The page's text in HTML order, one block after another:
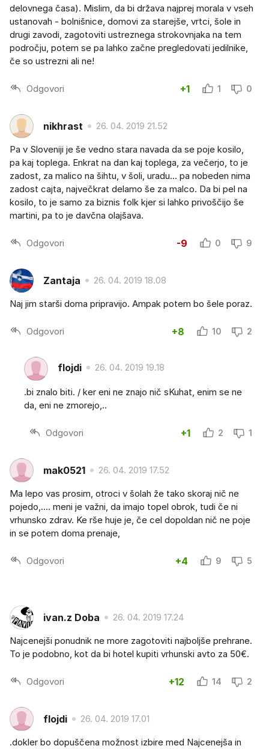
delovnega časa). Mislim, da bi država najprej morala v vseh
ustanovah - bolnišnice, domovi za starejše, vrtci, šole in
drugi zavodi, zagotoviti ustreznega strokovnjaka na tem
področju, potem se pa lahko začne pregledovati jedilnike,
če so ustrezni ali ne!
Odgovori +1 1 0
nikhrast 26. 04. 2019 21.52
Pa v Sloveniji je še vedno stara navada da se poje kosilo,
pa kaj toplega. Enkrat na dan kaj toplega, za večerjo, to je
zadost, za malico na šihtu, v šoli, uradu... pa nobeden nima
zadost cajta, največkrat delamo še za malco. Da bi pel na
kosilo, to je samo za biznis folk kjer si lahko privoščijo še
martini, pa to je davčna olajšava.
Odgovori -9 0 9
Zantaja 26. 04. 2019 18.08
Naj jim starši doma pripravijo. Ampak potem bo šele poraz.
Odgovori +8 10 2
flojdi 26. 04. 2019 19.18
.bi znalo biti. / ker eni ne znajo nič sKuhat, enim se ne
da, eni ne zmorejo,..
Odgovori +1 2 1
mak0521 26. 04. 2019 17.52
Ma lepo vas prosim, otroci v šolah že tako skoraj nič ne
pojedo,.... meni je važni, da imajo topel obrok, tudi če ni
vrhunsko zdrav. Ke rše huje je, če cel dopoldan nič ne poje
in se potem doma prenaje,
Odgovori +4 9 5
ivan.z Doba 26. 04. 2019 17.24
Najcenejši ponudnik ne more zagotoviti najboljše prehrane.
To je podobno, kot da bi hotel kupiti vrhunski avto za 50€.
Odgovori +12 14 2
flojdi 26. 04. 2019 17.01
.dokler bo dopuščena možnost izbire med Najcenejša in